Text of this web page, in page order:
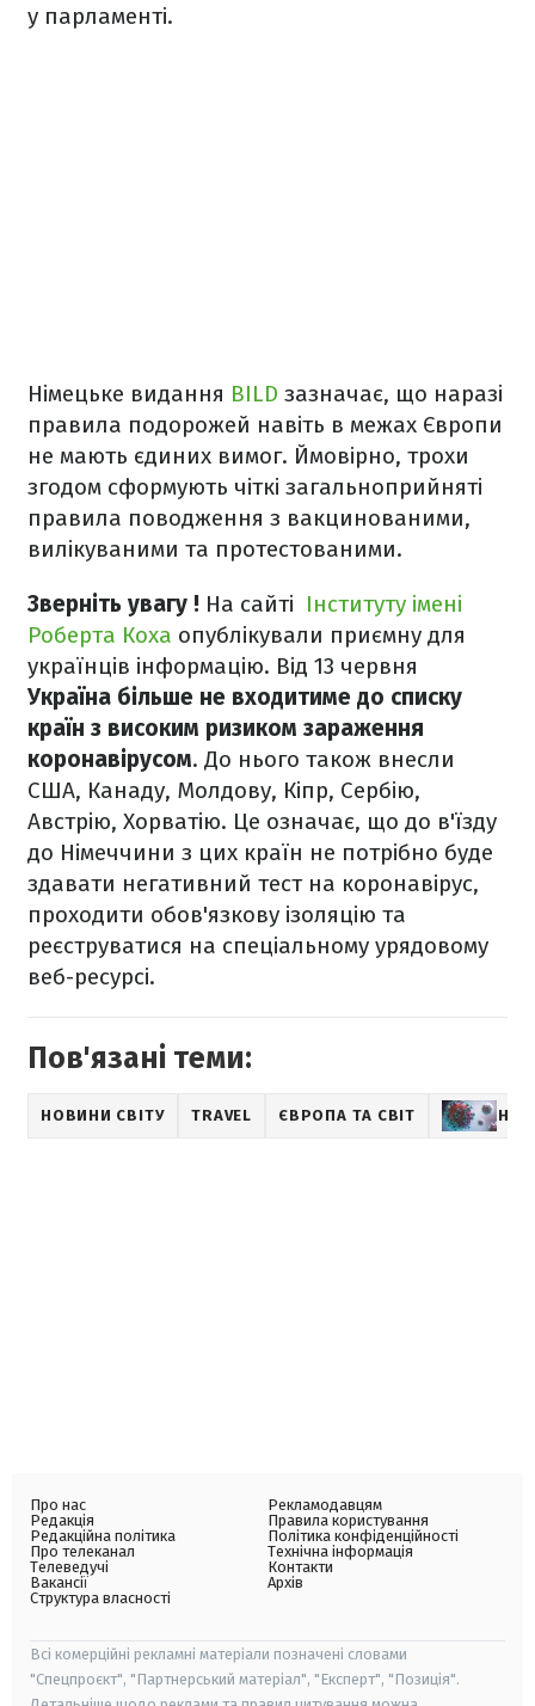
у парламенті.
Німецьке видання BILD зазначає, що наразі
правила подорожей навіть в межах Європи
не мають єдиних вимог. Ймовірно, трохи
згодом сформують чіткі загальноприйняті
правила поводження з вакцинованими,
вилікуваними та протестованими.
Зверніть увагу ! На сайті Інституту імені
Роберта Коха опублікували приємну для
українців інформацію. Від 13 червня
Україна більше не входитиме до списку
країн з високим ризиком зараження
коронавірусом. До нього також внесли
США, Канаду, Молдову, Кіпр, Сербію,
Австрію, Хорватію. Це означає, що до в'їзду
до Німеччини з цих країн не потрібно буде
здавати негативний тест на коронавірус,
проходити обов'язкову ізоляцію та
реєструватися на спеціальному урядовому
веб-ресурсі.
Пов'язані теми:
НОВИНИ СВІТУ TRAVEL ЄВРОПА ТА СВІТ
Про нас
Редакція
Редакційна політика
Про телеканал
Телеведучі
Вакансії
Структура власності
Рекламодавцям
Правила користування
Політика конфіденційності
Технічна інформація
Контакти
Архів
Всі комерційні рекламні матеріали позначені словами
"Спецпроєкт", "Партнерський матеріал", "Експерт", "Позиція".